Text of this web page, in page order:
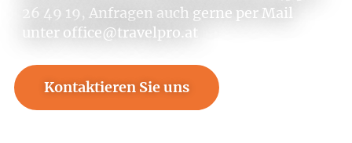
26 49 19, Anfragen auch gerne per Mail
unter office@travelpro.at
Kontaktieren Sie uns